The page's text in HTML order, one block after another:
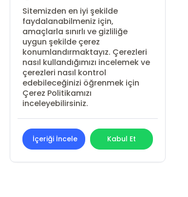
Sitemizden en iyi şekilde
faydalanabilmeniz için,
amaçlarla sınırlı ve gizliliğe
uygun şekilde çerez
konumlandırmaktayız. Çerezleri
nasıl kullandığımızı incelemek ve
çerezleri nasıl kontrol
edebileceğinizi öğrenmek için
Çerez Politikamızı
inceleyebilirsiniz.
İçeriği İncele Kabul Et